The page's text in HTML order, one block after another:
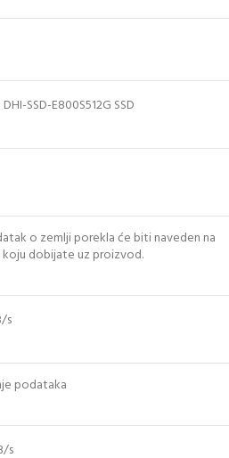
SSD-E800S512G SSD
o zemlji porekla će biti naveden na
koju dobijate uz proizvod.
s
podataka
s